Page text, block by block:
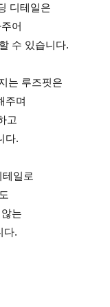
디테일은
어
수 있습니다.
는 루즈핏은
주며
고
다.
일로
는